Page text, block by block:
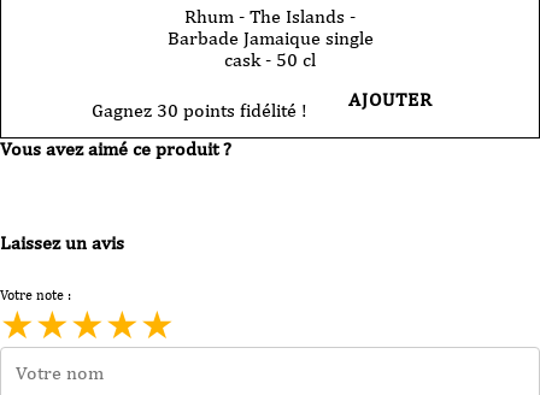
Rhum - The Islands -
Barbade Jamaique single
cask - 50 cl
Gagnez 30 points fidélité ! AJOUTER
Vous avez aimé ce produit ?
Laissez un avis
Votre note :
★★★★★